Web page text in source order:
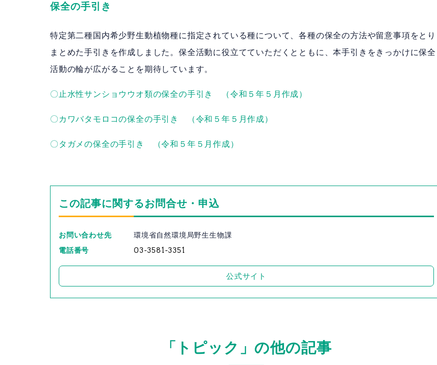
保全の手引き
特定第二種国内希少野生動植物種に指定されている種について、各種の保全の方法や留意事項をとり
まとめた手引きを作成しました。保全活動に役立てていただくとともに、本手引きをきっかけに保全
活動の輪が広がることを期待しています。
〇止水性サンショウウオ類の保全の手引き （令和５年５月作成）
〇カワバタモロコの保全の手引き （令和５年５月作成）
〇タガメの保全の手引き （令和５年５月作成）
この記事に関するお問合せ・申込
お問い合わせ先
環境省自然環境局野生生物課
電話番号
03-3581-3351
公式サイト
「トピック」の他の記事